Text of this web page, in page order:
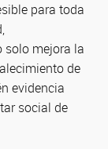
para toda
solo mejora la
de
evidencia
social de